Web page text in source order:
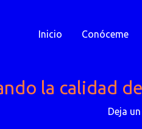
Inicio Conóceme
la calidad
Deja